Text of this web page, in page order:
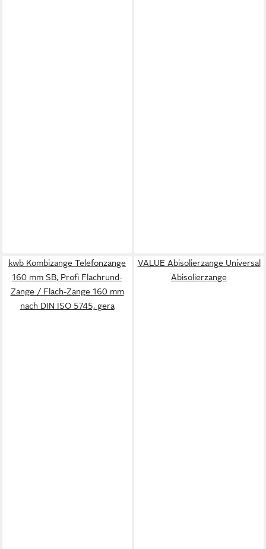
kwb Kombizange Telefonzange
160 mm SB, Profi Flachrund-
Zange / Flach-Zange 160 mm
nach DIN ISO 5745, gera
VALUE Abisolierzange Universal
Abisolierzange